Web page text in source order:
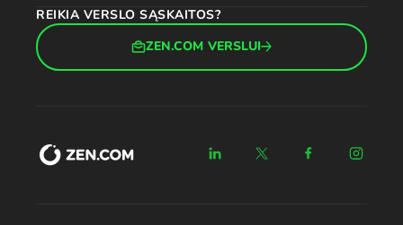
REIKIA VERSLO SĄSKAITOS?
ZEN.COM VERSLUI